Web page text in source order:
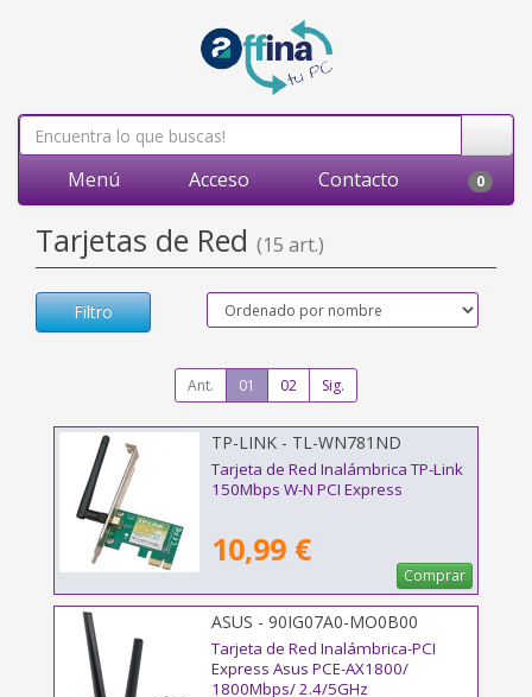
Menú Acceso Contacto 0
Tarjetas de Red (15 art.)
Filtro
Ant. 01 02 Sig.
TP-LINK - TL-WN781ND
Tarjeta de Red Inalámbrica TP-Link
150Mbps W-N PCI Express
10,99 €
Comprar
ASUS - 90IG07A0-MO0B00
Tarjeta de Red Inalámbrica-PCI
Express Asus PCE-AX1800/
1800Mbps/ 2.4/5GHz